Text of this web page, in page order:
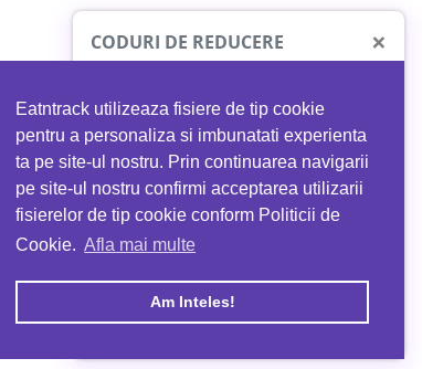
Eatntrack utilizeaza fisiere de tip cookie
pentru a personaliza si imbunatati experienta
ta pe site-ul nostru. Prin continuarea navigarii
pe site-ul nostru confirmi acceptarea utilizarii
fisierelor de tip cookie conform Politicii de
Cookie. Afla mai multe
Am Inteles!
CODURI DE REDUCERE ×
MYPROTEIN
Ai40%reducere la orice comandă
folosind codul EATTRACK